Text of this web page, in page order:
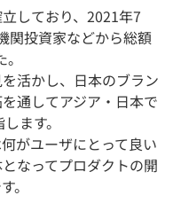
しており、2021年7
関投資家などから総額
活かし、日本のブラン
通してアジア・日本で
ます。
がユーザにとって良い
なってプロダクトの開
。